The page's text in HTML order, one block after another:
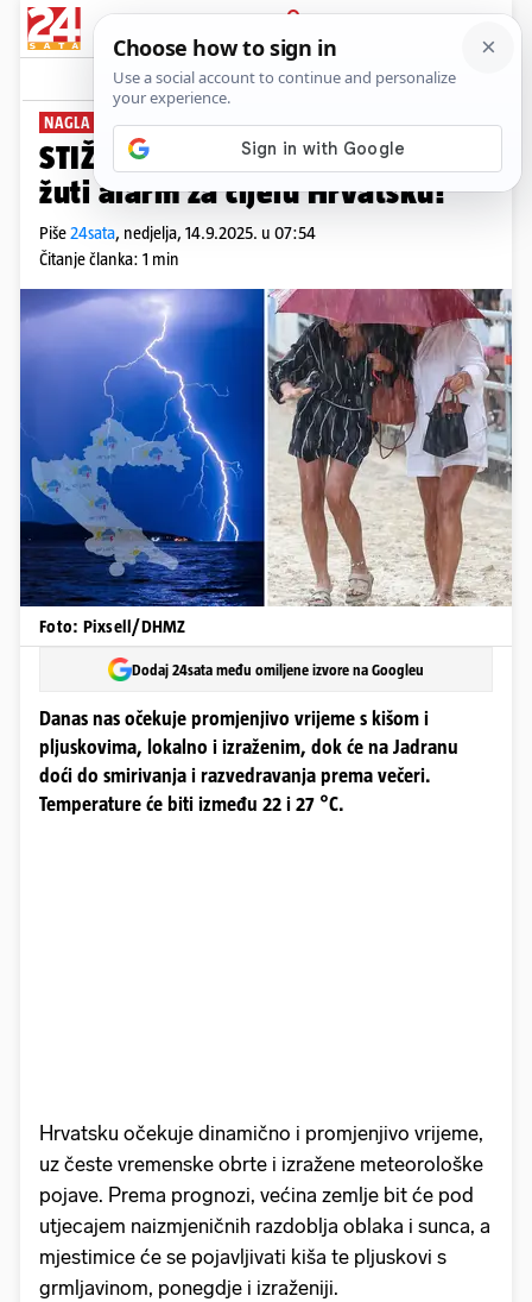
PRIJAVA
News Komentari
NAGLA PROMJENA
STIŽE NEVRIJEME! DHMZ upalio
žuti alarm za cijelu Hrvatsku!
Piše24sata, nedjelja, 14.9.2025. u 07:54
Čitanje članka: 1 min
Foto: Pixsell/DHMZ
Dodaj 24sata među omiljene izvore na Googleu
Danas nas očekuje promjenjivo vrijeme s kišom i
pljuskovima, lokalno i izraženim, dok će na Jadranu
doći do smirivanja i razvedravanja prema večeri.
Temperature će biti između 22 i 27 °C.
Hrvatsku očekuje dinamično i promjenjivo vrijeme,
uz česte vremenske obrte i izražene meteorološke
pojave. Prema prognozi, većina zemlje bit će pod
utjecajem naizmjeničnih razdoblja oblaka i sunca, a
mjestimice će se pojavljivati kiša te pljuskovi s
grmljavinom, ponegdje i izraženiji.